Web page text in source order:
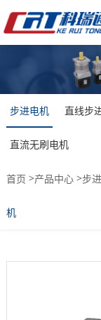
步进电机 直线步
直流无刷电机
首页 >产品中心>步
机